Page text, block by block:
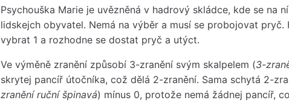
Psychouška Marie je uvězněná v hadrový skládce, kde se na
lidskejch obyvatel. Nemá na výběr a musí se probojovat pryč.
vybrat 1 a rozhodne se dostat pryč a utýct.
Ve výměně zranění způsobí 3-zranění svým skalpelem (3-
skrytej pancíř útočníka, což dělá 2-zranění. Sama schytá 2-
zranění ruční špinavá) mínus 0, protože nemá žádnej pancíř,